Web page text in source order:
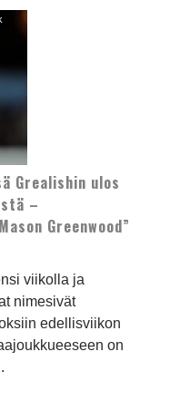
Grealishin ulos
–
Greenwood”
viikolla ja
nimesivät
edellisviikon
on